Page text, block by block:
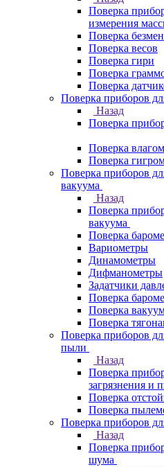
Поверка
измерения
Поверка
Поверка весов
Поверка гири
Поверка
Поверка
Поверка приборов
Назад
Поверка
Поверка
Поверка
Поверка приборов
вакуума
Назад
Поверка
вакуума
Поверка
Вариометры
Динамометры
Дифманометры
Задатчики
Поверка
Поверка
Поверка
Поверка приборов
пыли
Назад
Поверка
загрязнения и
Поверка
Поверка
Поверка приборов
Назад
Поверка
шума